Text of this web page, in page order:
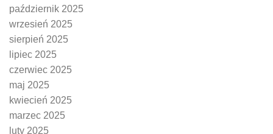
październik 2025
wrzesień 2025
sierpień 2025
lipiec 2025
czerwiec 2025
maj 2025
kwiecień 2025
marzec 2025
luty 2025